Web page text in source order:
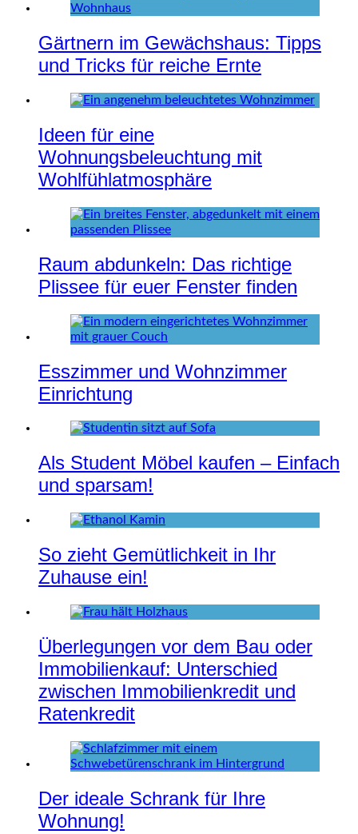
Gärtnern im Gewächshaus: Tipps
und Tricks für reiche Ernte
Ideen für eine
Wohnungsbeleuchtung mit
Wohlfühlatmosphäre
Raum abdunkeln: Das richtige
Plissee für euer Fenster finden
Esszimmer und Wohnzimmer
Einrichtung
Als Student Möbel kaufen – Einfach
und sparsam!
So zieht Gemütlichkeit in Ihr
Zuhause ein!
Überlegungen vor dem Bau oder
Immobilienkauf: Unterschied
zwischen Immobilienkredit und
Ratenkredit
Der ideale Schrank für Ihre
Wohnung!